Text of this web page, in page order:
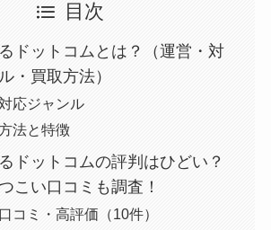
目次
ドットコムとは？（運営・対
・買取方法）
応ジャンル
法と特徴
ドットコムの評判はひどい？
こい口コミも調査！
コミ・高評価（10件）